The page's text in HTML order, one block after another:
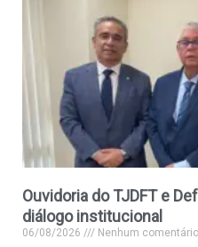
Ouvidoria do TJDFT e
diálogo institucional
06/08/2026 Nenhum comentário